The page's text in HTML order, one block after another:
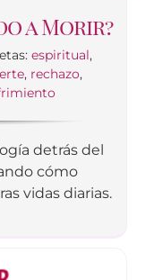
a Morir?
espiritual,
, rechazo,
detrás del
cómo
vidas diarias.